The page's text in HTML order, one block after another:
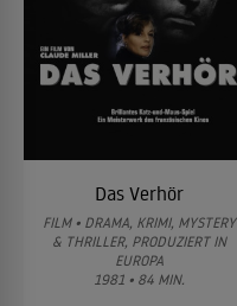
Das Verhör
FILM • DRAMA, KRIMI, MYSTERY
& THRILLER, PRODUZIERT IN
EUROPA
1981 • 84 MIN.